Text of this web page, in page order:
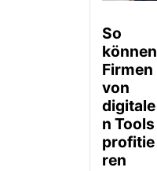
So
können
Firmen
von
digitale
n Tools
profitie
ren